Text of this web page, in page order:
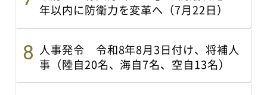
年以内に防衛力を変革へ（7月22日）
人事発令 令和8年8月3日付け、将補人
事（陸自20名、海自7名、空自13名）